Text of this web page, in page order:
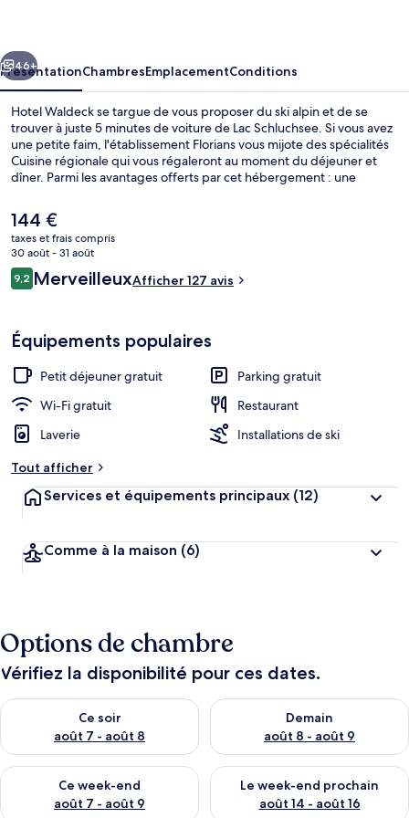
Suivant
46+
PrésentationChambresEmplacementConditions
Hotel Waldeck se targue de vous proposer du ski alpin et de se
trouver à juste 5 minutes de voiture de Lac Schluchsee. Si vous avez
une petite faim, l'établissement Florians vous mijote des spécialités
Cuisine régionale qui vous régaleront au moment du déjeuner et
dîner. Parmi les avantages offerts par cet hébergement : une
également disponibles.
Le
prix
actuel
est
de
144 €
taxes et frais compris
30 août - 31 août
Avis
voyageurs
9,29,2 sur 10
MerveilleuxAfficher 127 avis
Équipements populaires
Petit déjeuner gratuit
Parking gratuit
Wi-Fi gratuit
Restaurant
Laverie
Installations de ski
Tout afficher
Services et équipements principaux (12)
Comme à la maison (6)
Options de chambre
Vérifiez la disponibilité pour ces dates.
Ce soir
août 7 - août 8
Vérifier la disponibilité pour ce soir août 7 - août 8
Demain
août 8 - août 9
Vérifier la disponibilité pour
Ce week-end
août 7 - août 9
Vérifier la disponibilité pour ce week-end août 7 - août 9
Le week-end prochain
août 14 - août 16
Vérifier la disponibilité pour